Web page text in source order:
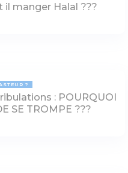
il manger Halal ???
?
: POURQUOI
SE TROMPE ???